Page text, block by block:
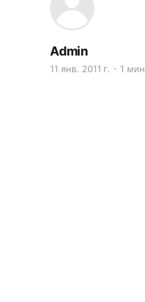
Admin
11 янв. 2011 г. 1 мин